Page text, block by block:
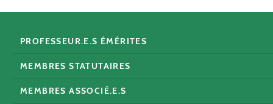
PROFESSEUR.E.S ÉMÉRITES
MEMBRES STATUTAIRES
MEMBRES ASSOCIÉ.E.S